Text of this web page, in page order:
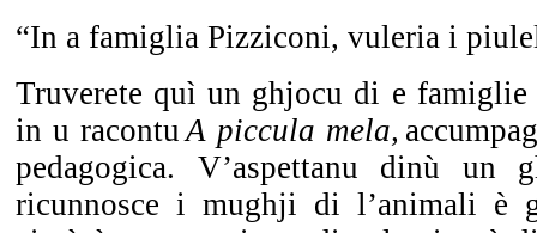
“In a famiglia Pizziconi, vuleria i
Truverete quì un ghjocu di e
in u racontu A piccula mela,
pedagogica. V’aspettanu dinù un
ricunnosce i mughji di l’animali è